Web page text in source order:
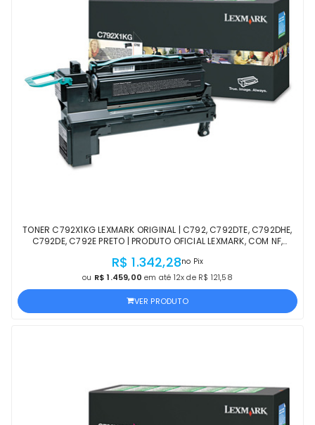
TONER C792X1KG LEXMARK ORIGINAL | C792, C792DTE, C792DHE,
C792DE, C792E PRETO | PRODUTO OFICIAL LEXMARK, COM NF,
R$ 1.342,28no Pix
ou R$ 1.459,00 em até 12x de R$ 121,58
VER PRODUTO